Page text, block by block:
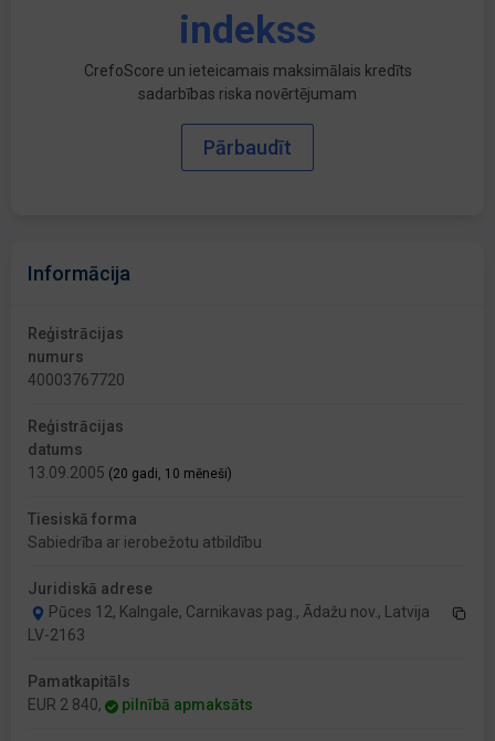
indekss
CrefoScore un ieteicamais maksimālais kredīts
sadarbības riska novērtējumam
Pārbaudīt
Informācija
Reģistrācijas
numurs
40003767720
Reģistrācijas
datums
13.09.2005 (20 gadi, 10 mēneši)
Tiesiskā forma
Sabiedrība ar ierobežotu atbildību
Juridiskā adrese
Pūces 12, Kalngale, Carnikavas pag., Ādažu nov., Latvija
LV-2163
Pamatkapitāls
EUR 2 840,
pilnībā apmaksāts